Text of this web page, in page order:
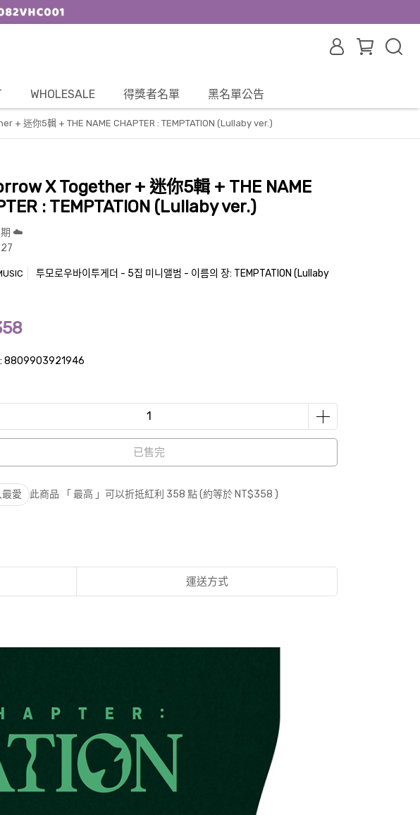
WHOLESALE 得獎者名單 黑名單公告
+ 迷你5輯 + THE NAME CHAPTER : TEMPTATION (Lullaby ver.)
X Together + 迷你5輯 + THE NAME
: TEMPTATION (Lullaby ver.)
☁️
투모로우바이투게더 - 5집 미니앨범 - 이름의 장: TEMPTATION (Lullaby
8809903921946
已售完
愛 此商品 「 最高 」可以折抵紅利 358 點 (約等於 NT$358 )
運送方式